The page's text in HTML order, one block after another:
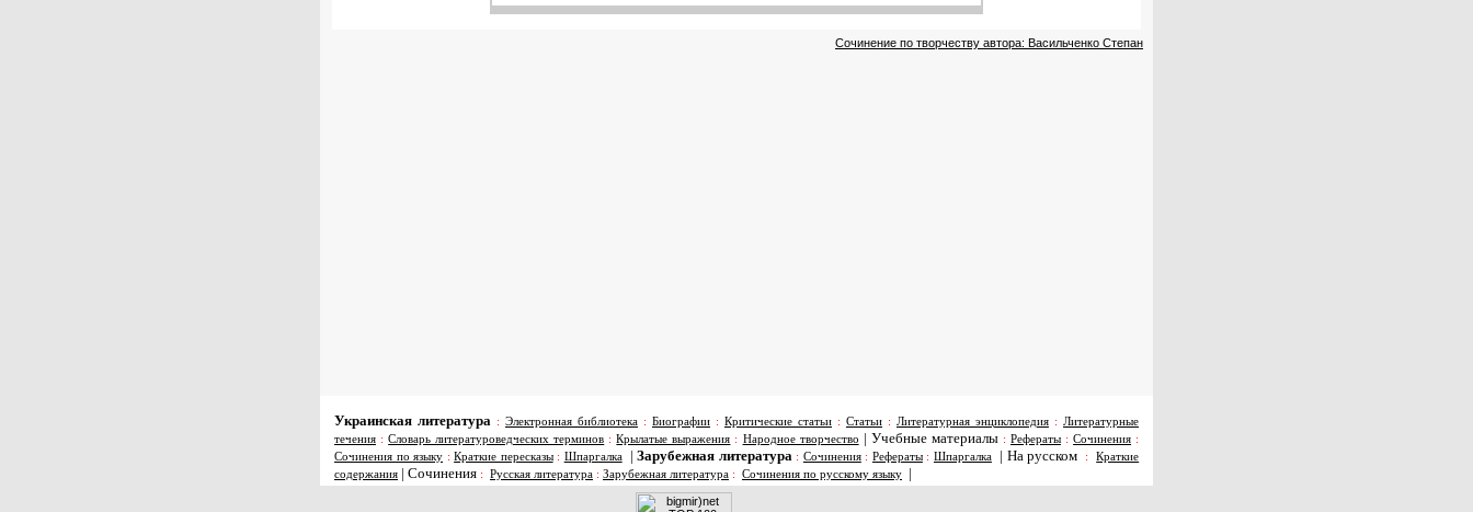
Сочинение по творчеству автора: Васильченко Степан
Украинская литература : Электронная библиотека : Биографии : Критические статьи : Статьи : Литературная энциклопедия : Литературные
течения :Словарь литературоведческих терминов :Крылатые выражения : Народное творчество | Учебные материалы : Рефераты:Сочинения :
Сочинения по языку :Краткие пересказы: Шпаргалка | Зарубежная литература : Сочинения: Рефераты: Шпаргалка | На русском :Краткие
содержания | Сочинения : Русская литература : Зарубежная литература : Сочинения по русскому языку |